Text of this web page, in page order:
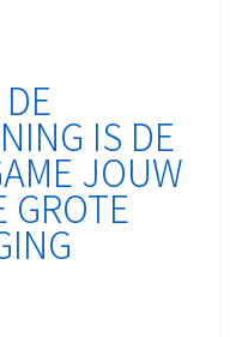
IS DE
JOUW
GROTE